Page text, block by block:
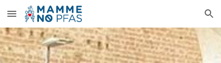
Skip to main content Skip to navigation